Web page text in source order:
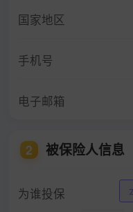
国家地区
手机号
电子邮箱
2 被保险人信息
为谁投保